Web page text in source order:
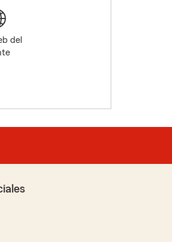
del